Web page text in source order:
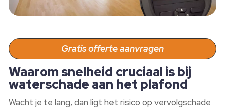
Gratis offerte aanvragen
Waarom snelheid cruciaal is bij
waterschade aan het plafond
Wacht je te lang, dan ligt het risico op vervolgschade